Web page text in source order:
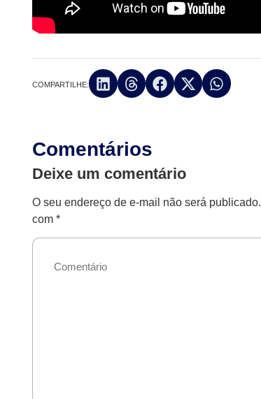
COMPARTILHE:
Comentários
Deixe um comentário
O seu endereço de e-mail não será publicado.
com*